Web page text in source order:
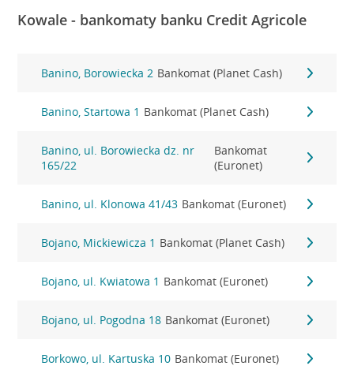
Kowale - bankomaty banku Credit Agricole
Banino, Borowiecka 2 Bankomat (Planet Cash)
Banino, Startowa 1 Bankomat (Planet Cash)
Banino, ul. Borowiecka dz. nr
165/22
Bankomat
(Euronet)
Banino, ul. Klonowa 41/43 Bankomat (Euronet)
Bojano, Mickiewicza 1 Bankomat (Planet Cash)
Bojano, ul. Kwiatowa 1 Bankomat (Euronet)
Bojano, ul. Pogodna 18 Bankomat (Euronet)
Borkowo, ul. Kartuska 10 Bankomat (Euronet)